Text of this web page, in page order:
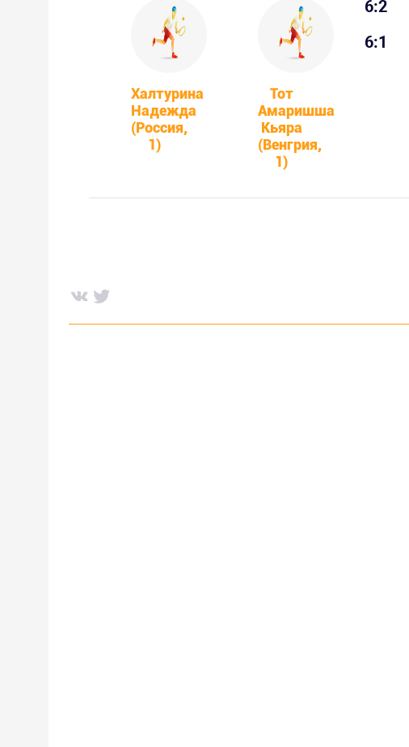
Халтурина
Надежда
(Россия,
1)
Тот
Амаришша
Кьяра
(Венгрия,
1)
6:2
6:1